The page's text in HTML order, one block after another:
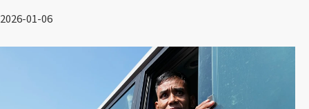
2026-01-06